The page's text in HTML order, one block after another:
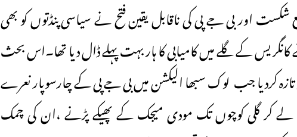
شکست اور بی جے پی کی ناقابل یقین فتح نے سیاسی پنڈتوں کو بھی
کانگریس کے گلے میں کامیابی کا ہار بہت پہلے ڈال دیا تھا۔اس بحث
تازہ کردیا جب لوک سبھا الیکشن میں بی جے پی کے چارسوپار نعرے
لے کر گلی کوچوں تک مودی میجک کے پھیکے پڑنے ،ان کی چمک